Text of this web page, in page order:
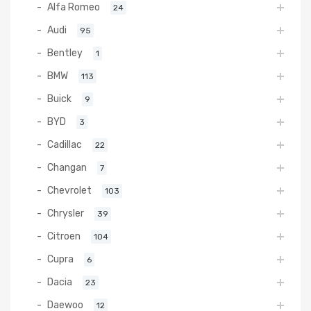
Alfa Romeo 24
Audi 95
Bentley 1
BMW 113
Buick 9
BYD 3
Cadillac 22
Changan 7
Chevrolet 103
Chrysler 39
Citroen 104
Cupra 6
Dacia 23
Daewoo 12